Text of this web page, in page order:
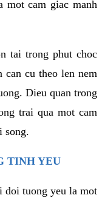
mot cam giac manh
tai trong phut choc
can cu theo len nem
Dieu quan trong
trai qua mot cam
song.
TINH YEU
doi tuong yeu la mot